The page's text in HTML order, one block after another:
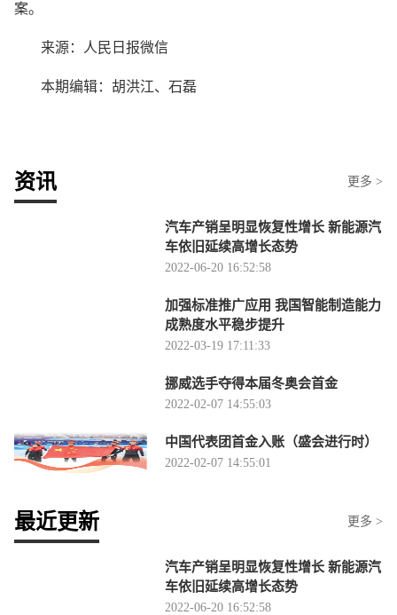
案。
来源：人民日报微信
本期编辑：胡洪江、石磊
资讯 更多 >
汽车产销呈明显恢复性增长 新能源汽
车依旧延续高增长态势
2022-06-20 16:52:58
加强标准推广应用 我国智能制造能力
成熟度水平稳步提升
2022-03-19 17:11:33
挪威选手夺得本届冬奥会首金
2022-02-07 14:55:03
中国代表团首金入账（盛会进行时）
2022-02-07 14:55:01
最近更新 更多 >
汽车产销呈明显恢复性增长 新能源汽
车依旧延续高增长态势
2022-06-20 16:52:58